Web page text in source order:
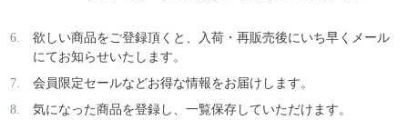
欲しい商品をご登録頂くと、入荷・再販売後にいち早くメール
にてお知らせいたします。
会員限定セールなどお得な情報をお届けします。
気になった商品を登録し、一覧保存していただけます。